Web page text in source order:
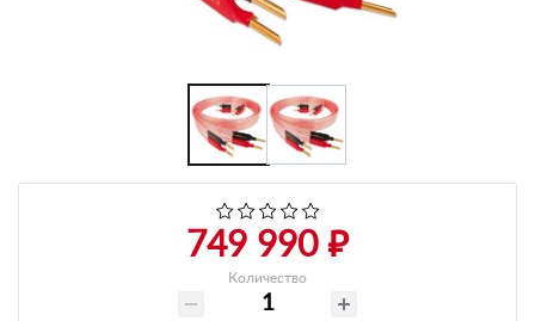
info@h-c-h.ru
749 990 ₽
Количество